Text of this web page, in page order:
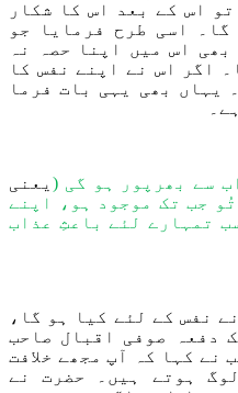
تو
اس کے بعد اس کا شکار
گا۔
اسی طرح
فرمایا جو
اس میں اپنا حصہ نہ
اگر اس نے اپنے نفس کا
یہاں بھی یہی بات فرما
ہے۔
سے بھرپور
ہو گی ( یعنی
تُو جب تک موجود ہو، اپنے
تمہارے لئے باعثِ عذاب
نے نفس کے لئے کیا ہو گا،
دفعہ صوفی اقبال صاحب
نے کہا کہ آپ مجھے خلافت
ہوتے ہیں۔ حضرت نے